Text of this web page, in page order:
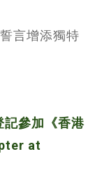
言增添獨特
記參加《香港
at